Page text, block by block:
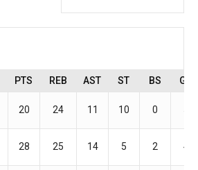
PTS REB AST ST BS GP
20 24 11 10 0
28 25 14 5 2 4